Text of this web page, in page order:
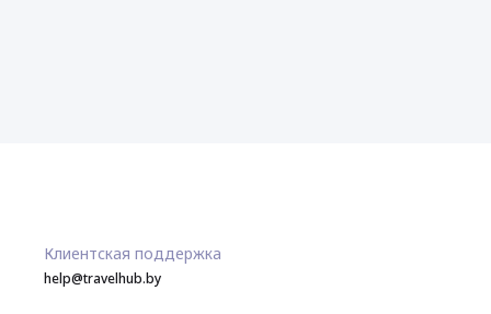
Клиентская поддержка
help@travelhub.by